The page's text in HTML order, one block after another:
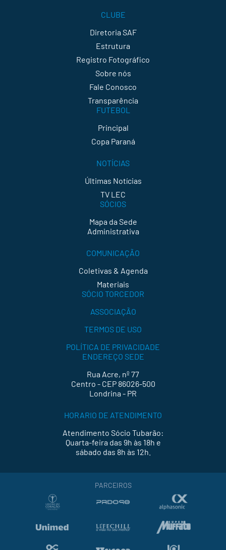
CLUBE
Diretoria SAF
Estrutura
Registro Fotográfico
Sobre nós
Fale Conosco
Transparência
FUTEBOL
Principal
Copa Paraná
NOTÍCIAS
Últimas Notícias
TV LEC
SÓCIOS
Mapa da Sede
Administrativa
COMUNICAÇÃO
Coletivas & Agenda
Materiais
SÓCIO TORCEDOR
ASSOCIAÇÃO
TERMOS DE USO
POLÍTICA DE PRIVACIDADE
ENDEREÇO SEDE
Rua Acre, nº 77
Centro - CEP 86026-500
Londrina - PR
HORARIO DE ATENDIMENTO
Atendimento Sócio Tubarão:
Quarta-feira das 9h às 18h e
sábado das 8h às 12h.
PARCEIROS